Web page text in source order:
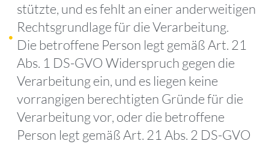
stützte, und es fehlt an einer anderweitigen
Rechtsgrundlage für die Verarbeitung.
Die betroffene Person legt gemäß Art. 21
Abs. 1 DS-GVO Widerspruch gegen die
Verarbeitung ein, und es liegen keine
vorrangigen berechtigten Gründe für die
Verarbeitung vor, oder die betroffene
Person legt gemäß Art. 21 Abs. 2 DS-GVO